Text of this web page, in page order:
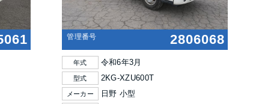
管理番号 2806068
年式 令和6年3月
型式 2KG-XZU600T
メーカー 日野 小型